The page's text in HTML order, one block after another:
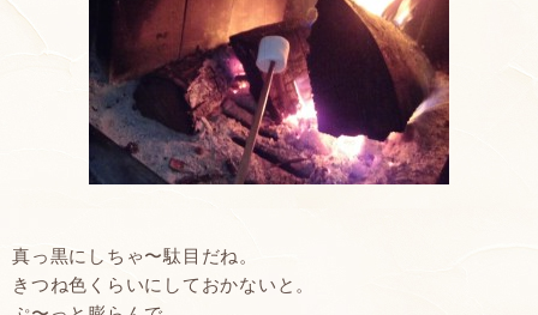
真っ黒にしちゃ〜駄目だね。
きつね色くらいにしておかないと。